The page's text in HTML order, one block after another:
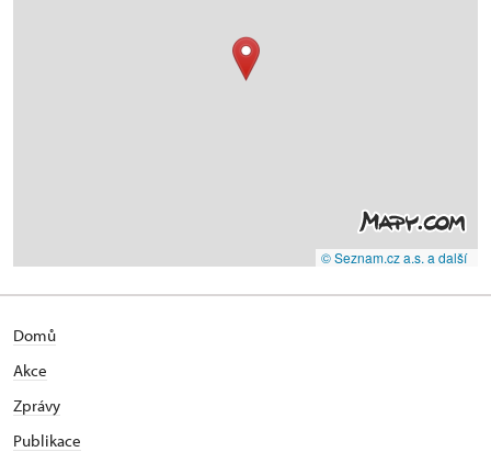
© Seznam.cz a.s. a další
Domů
Akce
Zprávy
Publikace